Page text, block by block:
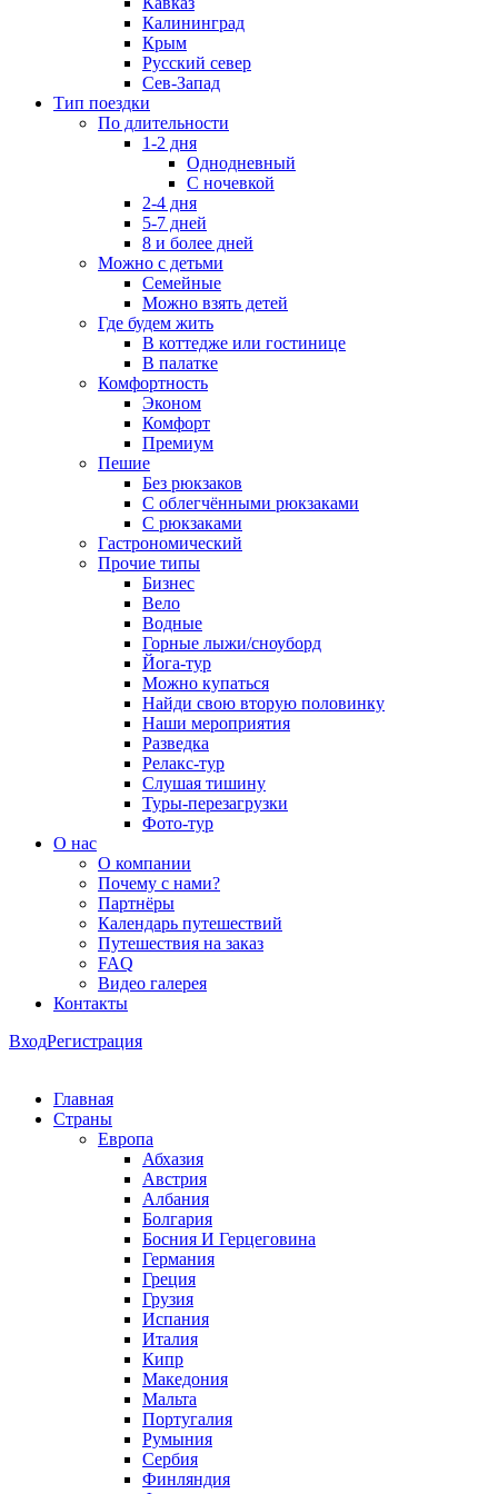
Калининград
Крым
Русский север
Сев-Запад
Тип поездки
По длительности
1-2 дня
Однодневный
С ночевкой
2-4 дня
5-7 дней
8 и более дней
Можно с детьми
Семейные
Можно взять детей
Где будем жить
В коттедже или гостинице
В палатке
Комфортность
Эконом
Комфорт
Премиум
Пешие
Без рюкзаков
С облегчёнными рюкзаками
С рюкзаками
Гастрономический
Прочие типы
Бизнес
Вело
Водные
Горные лыжи/сноуборд
Йога-тур
Можно купаться
Найди свою вторую половинку
Наши мероприятия
Разведка
Релакс-тур
Слушая тишину
Туры-перезагрузки
Фото-тур
О нас
О компании
Почему с нами?
Партнёры
Календарь путешествий
Путешествия на заказ
FAQ
Видео галерея
Контакты
ВходРегистрация
Главная
Страны
Европа
Абхазия
Австрия
Албания
Болгария
Босния И Герцеговина
Германия
Греция
Грузия
Испания
Италия
Кипр
Македония
Мальта
Португалия
Румыния
Сербия
Финляндия